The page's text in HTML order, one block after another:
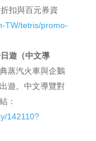
扣與百元券資
TW/tetris/promo-
遊（中文導
蒸汽火車與企鵝
遊。中文導覽對
：
142110?